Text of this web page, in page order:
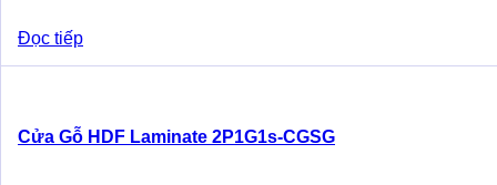
Đọc tiếp
Cửa Gỗ HDF Laminate 2P1G1s-CGSG